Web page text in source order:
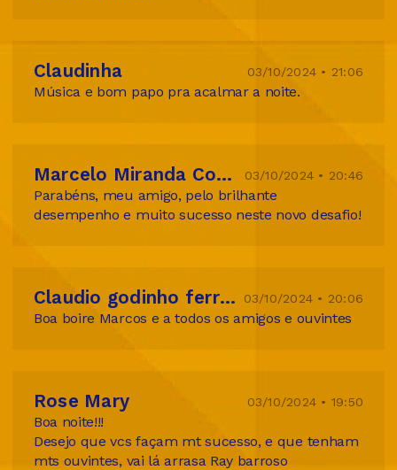
Claudinha 03/10/2024 • 21:06
Música e bom papo pra acalmar a noite.
Marcelo Miranda Compositor 03/10/2024 • 20:46
Parabéns, meu amigo, pelo brilhante
desempenho e muito sucesso neste novo desafio!
Claudio godinho ferreira 03/10/2024 • 20:06
Boa boire Marcos e a todos os amigos e ouvintes
Rose Mary 03/10/2024 • 19:50
Boa noite!!!
Desejo que vcs façam mt sucesso, e que tenham
mts ouvintes, vai lá arrasa Ray barroso